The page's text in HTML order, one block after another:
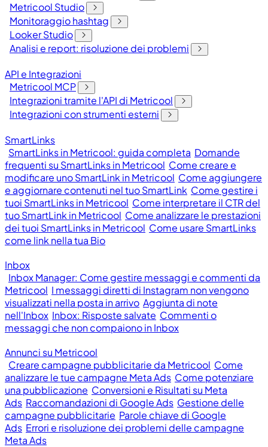
Metricool Studio
Monitoraggio hashtag
Looker Studio
Analisi e report: risoluzione dei problemi
API e Integrazioni
Metricool MCP
Integrazioni tramite l'API di Metricool
Integrazioni con strumenti esterni
SmartLinks
SmartLinks in Metricool: guida completa Domande
frequenti su SmartLinks in Metricool Come creare e
modificare uno SmartLink in Metricool Come aggiungere
e aggiornare contenuti nel tuo SmartLink Come gestire i
tuoi SmartLinks in Metricool Come interpretare il CTR del
tuo SmartLink in Metricool Come analizzare le prestazioni
dei tuoi SmartLinks in Metricool Come usare SmartLinks
come link nella tua Bio
Inbox
Inbox Manager: Come gestire messaggi e commenti da
Metricool I messaggi diretti di Instagram non vengono
visualizzati nella posta in arrivo Aggiunta di note
nell'Inbox Inbox: Risposte salvate Commenti o
messaggi che non compaiono in Inbox
Annunci su Metricool
Creare campagne pubblicitarie da Metricool Come
analizzare le tue campagne Meta Ads Come potenziare
una pubblicazione Conversioni e Risultati su Meta
Ads Raccomandazioni di Google Ads Gestione delle
campagne pubblicitarie Parole chiave di Google
Ads Errori e risoluzione dei problemi delle campagne
Meta Ads